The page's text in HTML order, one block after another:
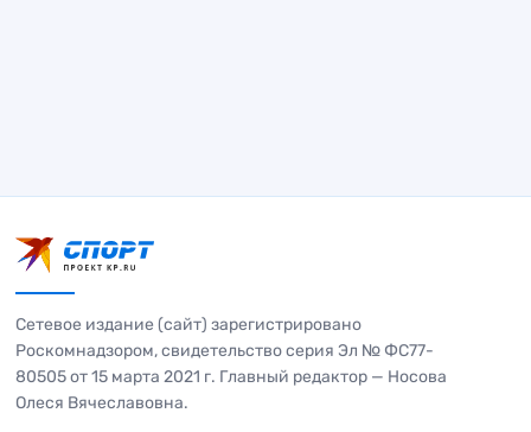
Сетевое издание (сайт) зарегистрировано
Роскомнадзором, свидетельство серия Эл № ФС77-
80505 от 15 марта 2021 г. Главный редактор — Носова
Олеся Вячеславовна.